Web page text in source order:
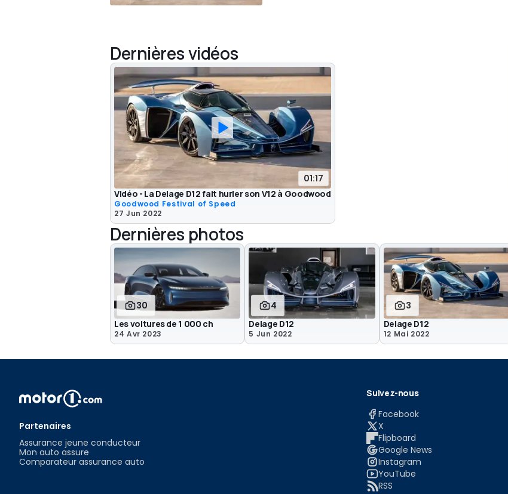
Dernières vidéos
01:17
Vidéo - La Delage D12 fait hurler son V12 à Goodwood
Goodwood Festival of Speed
27 Jun 2022
Dernières photos
30
Les voitures de 1 000 ch
24 Avr 2023
4
Delage D12
5 Jun 2022
3
Delage D12
12 Mai 2022
Partenaires
Assurance jeune conducteur
Mon auto assure
Comparateur assurance auto
Suivez-nous
Facebook
X
Flipboard
Google News
Instagram
YouTube
RSS